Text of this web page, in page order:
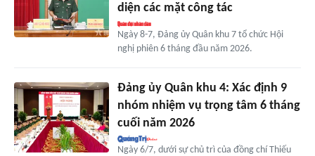
diện các mặt công tác
Ngày 8-7, Đảng ủy Quân khu 7 tổ chức Hội
nghị phiên 6 tháng đầu năm 2026.
Đảng ủy Quân khu 4: Xác định 9
nhóm nhiệm vụ trọng tâm 6 tháng
cuối năm 2026
Ngày 6/7, dưới sự chủ trì của đồng chí Thiếu